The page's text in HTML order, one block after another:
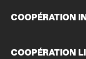
COOPÉRATION
COOPÉRATION